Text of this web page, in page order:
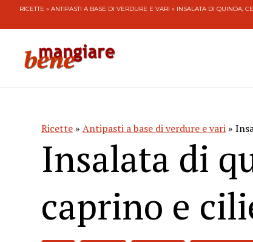
RICETTE » ANTIPASTI A BASE DI VERDURE E VARI » INSALATA DI QUINOA,
Ricette » Antipasti a base di verdure e vari »
Insalata di
caprino e